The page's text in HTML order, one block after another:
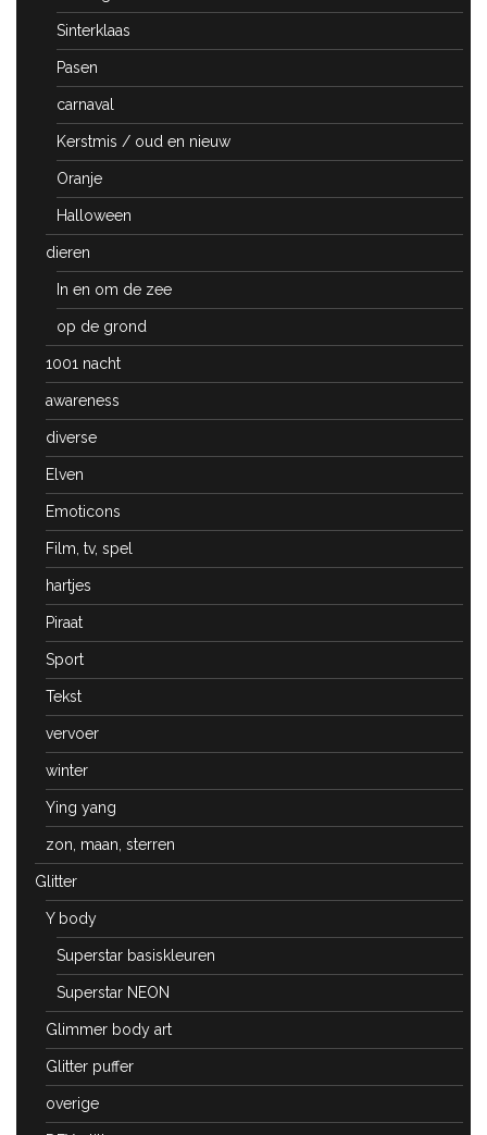
Sinterklaas
Pasen
carnaval
Kerstmis / oud en nieuw
Oranje
Halloween
dieren
In en om de zee
op de grond
1001 nacht
awareness
diverse
Elven
Emoticons
Film, tv, spel
hartjes
Piraat
Sport
Tekst
vervoer
winter
Ying yang
zon, maan, sterren
Glitter
Y body
Superstar basiskleuren
Superstar NEON
Glimmer body art
Glitter puffer
overige